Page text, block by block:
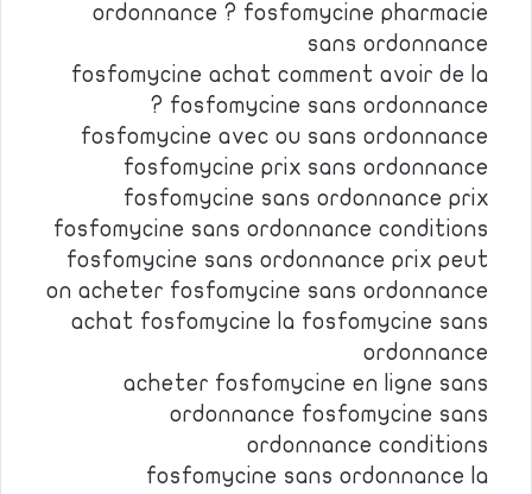
ordonnance ? fosfomycine pharmacie
sans ordonnance
fosfomycine achat comment avoir de la
fosfomycine sans ordonnance ?
fosfomycine avec ou sans ordonnance
fosfomycine prix sans ordonnance
fosfomycine sans ordonnance prix
fosfomycine sans ordonnance conditions
fosfomycine sans ordonnance prix peut
on acheter fosfomycine sans ordonnance
achat fosfomycine la fosfomycine sans
ordonnance
acheter fosfomycine en ligne sans
ordonnance fosfomycine sans
ordonnance conditions
fosfomycine sans ordonnance la